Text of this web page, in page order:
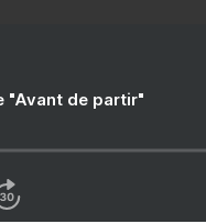
"Avant de partir"